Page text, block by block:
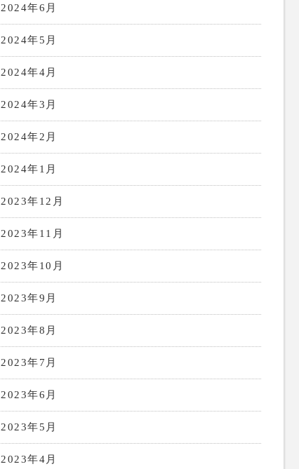
2024年6月
2024年5月
2024年4月
2024年3月
2024年2月
2024年1月
2023年12月
2023年11月
2023年10月
2023年9月
2023年8月
2023年7月
2023年6月
2023年5月
2023年4月